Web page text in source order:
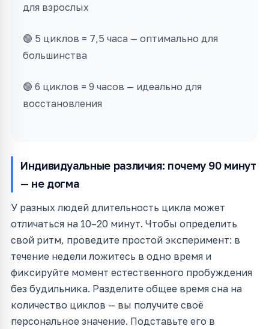
для взрослых
🟣 5 циклов = 7,5 часа — оптимально для
большинства
🟣 6 циклов = 9 часов — идеально для
восстановления
Индивидуальные различия: почему 90 минут
— не догма
У разных людей длительность цикла может
отличаться на 10–20 минут. Чтобы определить
свой ритм, проведите простой эксперимент: в
течение недели ложитесь в одно время и
фиксируйте момент естественного пробуждения
без будильника. Разделите общее время сна на
количество циклов — вы получите своё
персональное значение. Подставьте его в